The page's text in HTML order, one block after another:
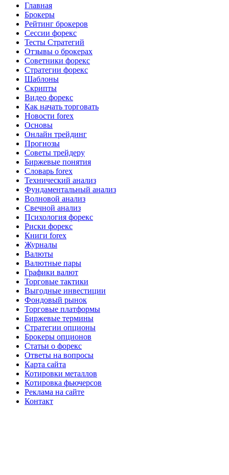
Главная
Брокеры
Рейтинг брокеров
Сессии форекс
Тесты Стратегий
Отзывы о брокерах
Советники форекс
Стратегии форекс
Шаблоны
Скрипты
Видео форекс
Как начать торговать
Новости forex
Основы
Онлайн трейдинг
Прогнозы
Советы трейдеру
Биржевые понятия
Словарь forex
Технический анализ
Фундаментальный анализ
Волновой анализ
Свечной анализ
Психология форекс
Риски форекс
Книги forex
Журналы
Валюты
Валютные пары
Графики валют
Торговые тактики
Выгодные инвестиции
Фондовый рынок
Торговые платформы
Биржевые термины
Стратегии опционы
Брокеры опционов
Статьи о форекс
Ответы на вопросы
Карта сайта
Котировки металлов
Котировка фьючерсов
Реклама на сайте
Контакт